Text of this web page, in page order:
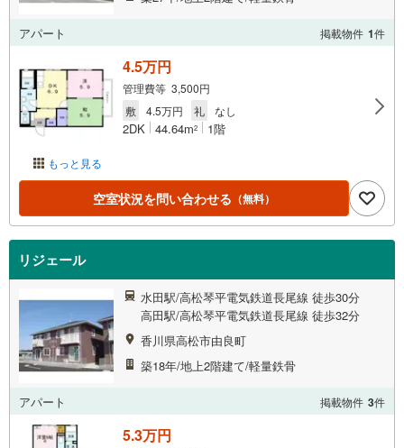
アパート 掲載物件 1件
もっと見る
4.5万円
管理費等 3,500円
敷
4.5万円 礼 なし
2DK 44.64m2 1階
空室状況を問い合わせる （無料）
リジェール
水田駅/高松琴平電気鉄道長尾線 徒歩30分
高田駅/高松琴平電気鉄道長尾線 徒歩32分
香川県高松市由良町
築18年/地上2階建て/軽量鉄骨
アパート 掲載物件 3件
5.3万円